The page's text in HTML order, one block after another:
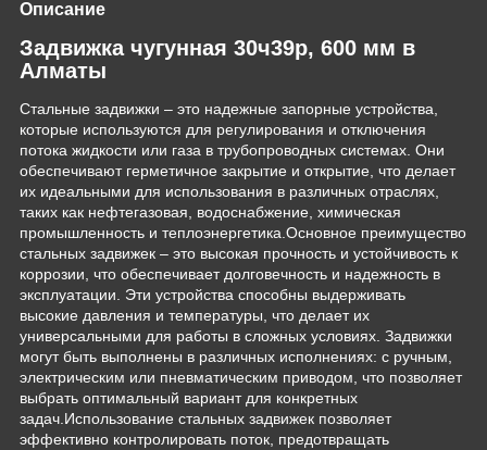
Описание
Задвижка чугунная 30ч39р, 600 мм в
Алматы
Стальные задвижки – это надежные запорные устройства,
которые используются для регулирования и отключения
потока жидкости или газа в трубопроводных системах. Они
обеспечивают герметичное закрытие и открытие, что делает
их идеальными для использования в различных отраслях,
таких как нефтегазовая, водоснабжение, химическая
промышленность и теплоэнергетика.Основное преимущество
стальных задвижек – это высокая прочность и устойчивость к
коррозии, что обеспечивает долговечность и надежность в
эксплуатации. Эти устройства способны выдерживать
высокие давления и температуры, что делает их
универсальными для работы в сложных условиях. Задвижки
могут быть выполнены в различных исполнениях: с ручным,
электрическим или пневматическим приводом, что позволяет
выбрать оптимальный вариант для конкретных
задач.Использование стальных задвижек позволяет
эффективно контролировать поток, предотвращать